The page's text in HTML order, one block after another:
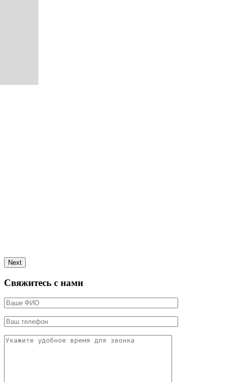
Next
Свяжитесь с нами